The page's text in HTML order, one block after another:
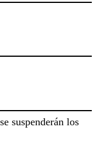
suspenderán los